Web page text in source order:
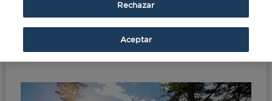
Consejos para organizar
un viaje de incentivo
Rechazar
Aceptar